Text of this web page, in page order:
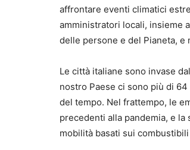
affrontare eventi climatici
amministratori locali, insieme
delle persone e del Pianeta,
Le città italiane sono invase
nostro Paese ci sono più di
del tempo. Nel frattempo, le
precedenti alla pandemia, e
mobilità basati sui